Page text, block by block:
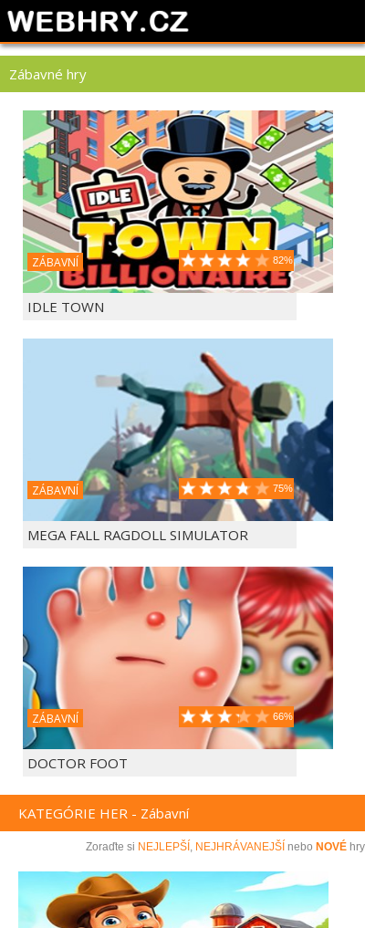
Zábavné hry
ZÁBAVNÍ 82%
IDLE TOWN
ZÁBAVNÍ 75%
MEGA FALL RAGDOLL SIMULATOR
ZÁBAVNÍ 66%
DOCTOR FOOT
KATEGÓRIE HER - Zábavní
Zoraďte si NEJLEPŠÍ , NEJHRÁVANEJŠÍ nebo NOVÉ hry